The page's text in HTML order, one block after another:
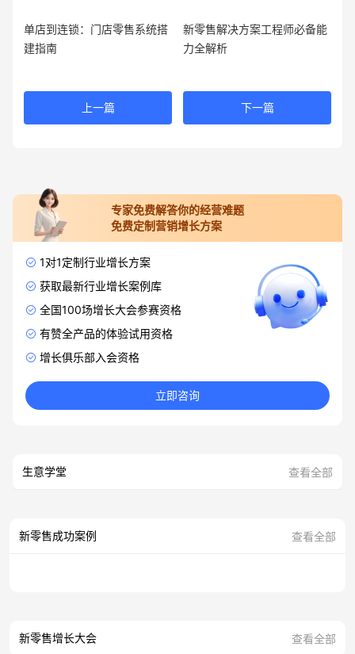
单店到连锁：门店零售系统搭
建指南
上一篇
新零售解决方案工程师必备能
力全解析
下一篇
专家免费解答你的经营难题
免费定制营销增长方案
1对1定制行业增长方案
获取最新行业增长案例库
全国100场增长大会参赛资格
有赞全产品的体验试用资格
增长俱乐部入会资格
立即咨询
生意学堂 查看全部
新零售成功案例 查看全部
新零售增长大会 查看全部